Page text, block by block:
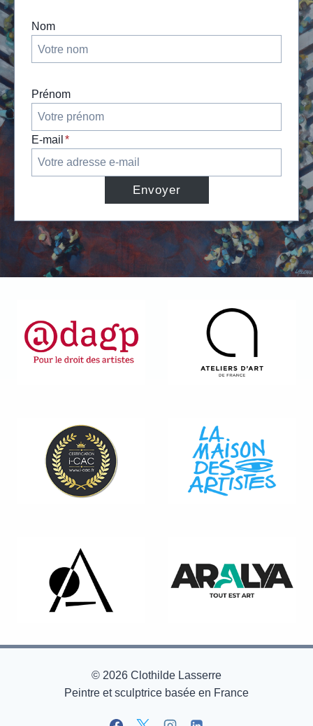
Nom
Prénom
E-mail *
Envoyer
© 2026 Clothilde Lasserre
Peintre et sculptrice basée en France